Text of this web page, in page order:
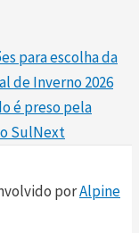
para escolha da
de Inverno 2026
é preso pela
SulNext
porAlpine